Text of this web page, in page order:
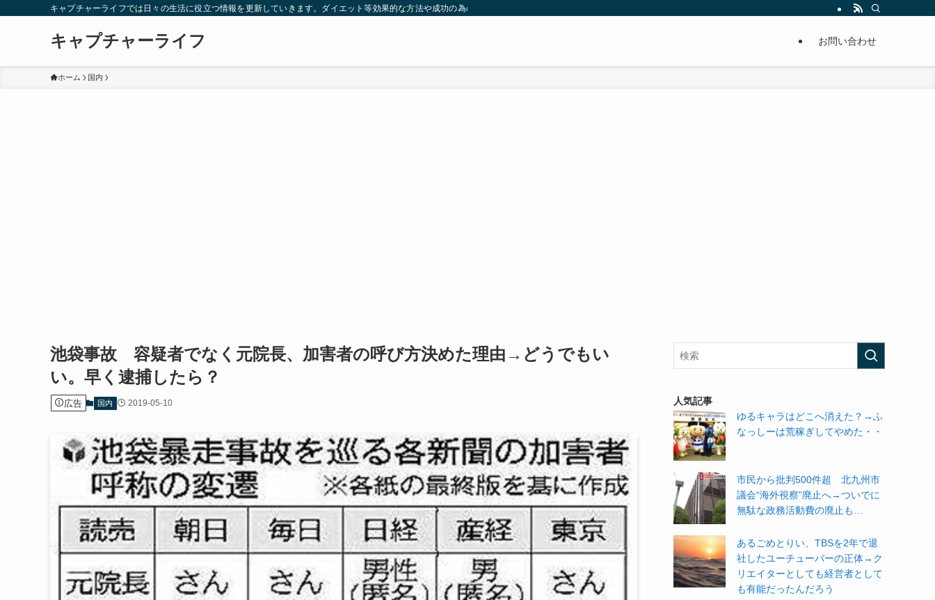
キャプチャーライフでは日々の生活に役立つ情報を更新していきます。ダイエット等効果的な方法や成功の為の秘訣等。太ったり悩んでいる方々が簡単に痩せることが出来るように分かりやすくまとめています。
キャプチャーライフ お問い合わせ
ホーム 国内
池袋事故 容疑者でなく元院長、加害者の呼び方決めた理由→どうでもい
い。早く逮捕したら？
広告 国内 2019-05-10
人気記事
ゆるキャラはどこへ消えた？→ふ
なっしーは荒稼ぎしてやめた・・
市民から批判500件超 北九州市
議会“海外視察”廃止へ→ついでに
無駄な政務活動費の廃止も…
あるごめとりい、TBSを2年で退
社したユーチューバーの正体→ク
リエイターとしても経営者として
も有能だったんだろう